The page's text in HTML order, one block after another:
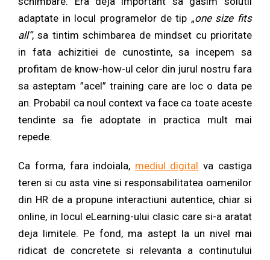
adaptate in locul programelor de tip „one size fits
all”, sa tintim schimbarea de mindset cu prioritate
in fata achizitiei de cunostinte, sa incepem sa
profitam de know-how-ul celor din jurul nostru fara
sa asteptam ”acel” training care are loc o data pe
an. Probabil ca noul context va face ca toate aceste
tendinte sa fie adoptate in practica mult mai
repede.
Ca forma, fara indoiala, mediul digital va castiga
teren si cu asta vine si responsabilitatea oamenilor
din HR de a propune interactiuni autentice, chiar si
online, in locul eLearning-ului clasic care si-a aratat
deja limitele. Pe fond, ma astept la un nivel mai
ridicat de concretete si relevanta a continutului